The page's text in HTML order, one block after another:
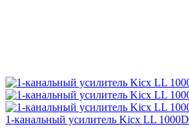
1-канальный усилитель Kicx LL 1000D